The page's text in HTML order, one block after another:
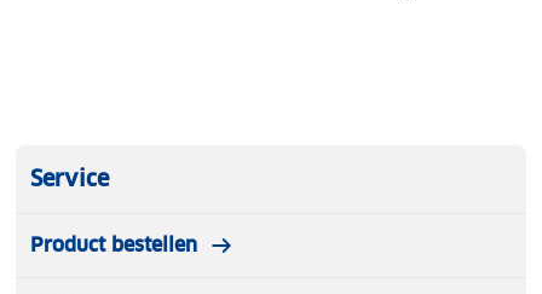
Service
Product bestellen